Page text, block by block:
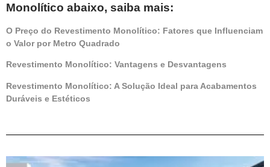
Monolítico abaixo, saiba mais:
O Preço do Revestimento Monolítico: Fatores que Influenciam
o Valor por Metro Quadrado
Revestimento Monolítico: Vantagens e Desvantagens
Revestimento Monolítico: A Solução Ideal para Acabamentos
Duráveis e Estéticos